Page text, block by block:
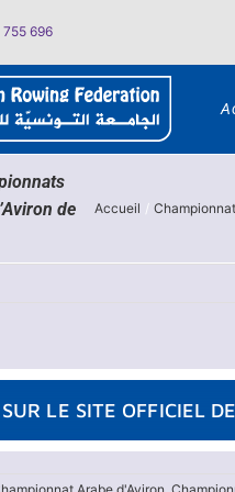
696
de
Accueil
LE SITE OFFICIEL